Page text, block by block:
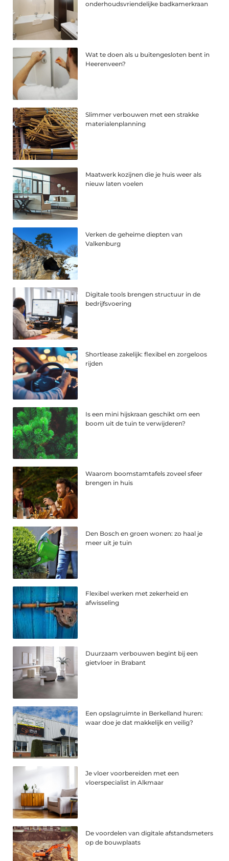
onderhoudsvriendelijke badkamerkraan
Wat te doen als u buitengesloten bent in
Heerenveen?
Slimmer verbouwen met een strakke
materialenplanning
Maatwerk kozijnen die je huis weer als
nieuw laten voelen
Verken de geheime diepten van
Valkenburg
Digitale tools brengen structuur in de
bedrijfsvoering
Shortlease zakelijk: flexibel en zorgeloos
rijden
Is een mini hijskraan geschikt om een
boom uit de tuin te verwijderen?
Waarom boomstamtafels zoveel sfeer
brengen in huis
Den Bosch en groen wonen: zo haal je
meer uit je tuin
Flexibel werken met zekerheid en
afwisseling
Duurzaam verbouwen begint bij een
gietvloer in Brabant
Een opslagruimte in Berkelland huren:
waar doe je dat makkelijk en veilig?
Je vloer voorbereiden met een
vloerspecialist in Alkmaar
De voordelen van digitale afstandsmeters
op de bouwplaats